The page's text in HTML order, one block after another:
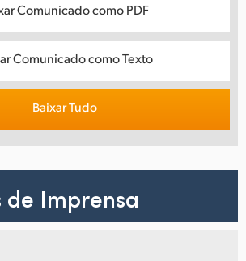
Comunicado como PDF
Comunicado como Texto
Baixar Tudo
de Imprensa